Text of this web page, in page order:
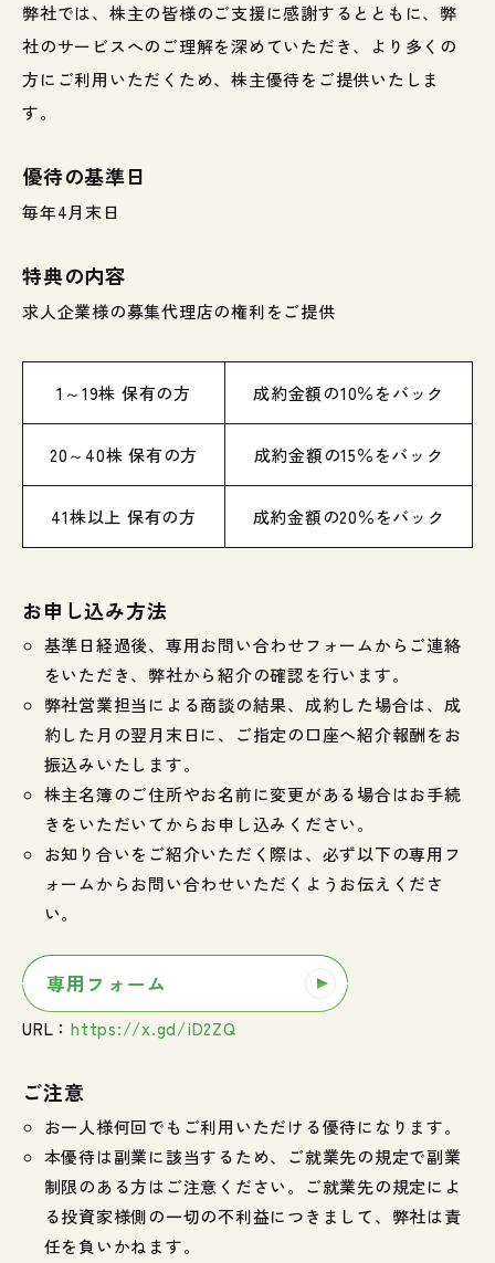
弊社では、株主の皆様のご支援に感謝するとともに、弊
社のサービスへのご理解を深めていただき、より多くの
方にご利用いただくため、株主優待をご提供いたしま
す。
優待の基準日
毎年4月末日
特典の内容
求人企業様の募集代理店の権利をご提供
1～19株 保有の方 成約金額の10％をバック
20～40株 保有の方 成約金額の15％をバック
41株以上 保有の方 成約金額の20％をバック
お申し込み方法
基準日経過後、専用お問い合わせフォームからご連絡
をいただき、弊社から紹介の確認を行います。
弊社営業担当による商談の結果、成約した場合は、成
約した月の翌月末日に、ご指定の口座へ紹介報酬をお
振込みいたします。
株主名簿のご住所やお名前に変更がある場合はお手続
きをいただいてからお申し込みください。
お知り合いをご紹介いただく際は、必ず以下の専用フ
ォームからお問い合わせいただくようお伝えくださ
い。
専用フォーム
URL： https://x.gd/iD2ZQ
ご注意
お一人様何回でもご利用いただける優待になります。
本優待は副業に該当するため、ご就業先の規定で副業
制限のある方はご注意ください。ご就業先の規定によ
る投資家様側の一切の不利益につきまして、弊社は責
任を負いかねます。